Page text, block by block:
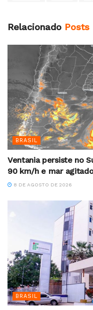
Relacionado Posts
BRASIL
Ventania persiste no
90 km/h e mar
8 DE AGOSTO DE 2026
BRASIL